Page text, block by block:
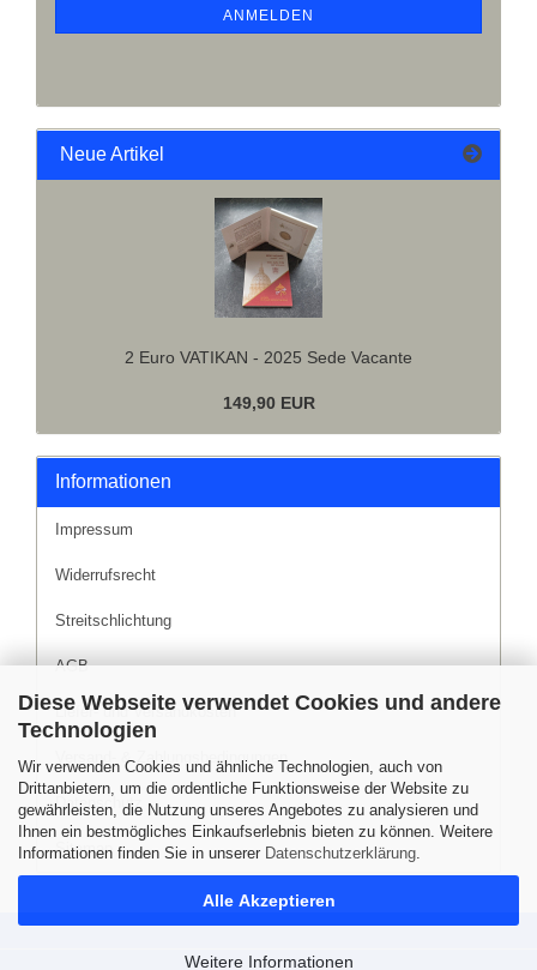
Diese Webseite verwendet Cookies und andere
Technologien
Wir verwenden Cookies und ähnliche Technologien, auch von
Drittanbietern, um die ordentliche Funktionsweise der Website zu
gewährleisten, die Nutzung unseres Angebotes zu analysieren und
Ihnen ein bestmögliches Einkaufserlebnis bieten zu können. Weitere
Informationen finden Sie in unserer Datenschutzerklärung.
Alle Akzeptieren
Weitere Informationen
ANMELDEN
Neue Artikel
2 Euro VATIKAN - 2025 Sede Vacante
149,90 EUR
Informationen
Impressum
Widerrufsrecht
Streitschlichtung
AGB
Liefer- und Versandkosten
Versand- & Zahlungsbedingungen
Datenschutz
Sitemap